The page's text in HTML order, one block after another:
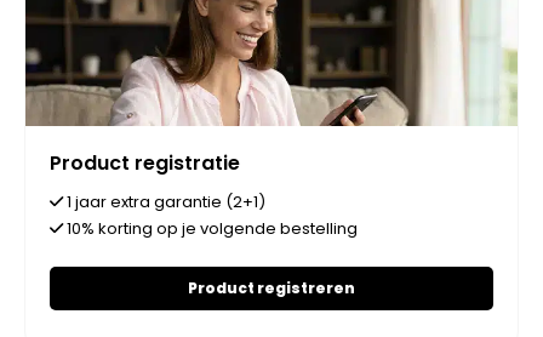
Product registratie
1 jaar extra garantie (2+1)
10% korting op je volgende bestelling
Product registreren